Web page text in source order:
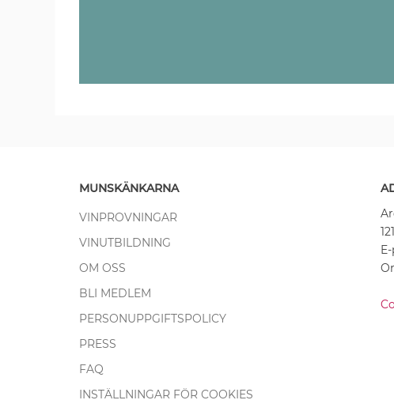
MUNSKÄNKARNA
VINPROVNINGAR
VINUTBILDNING
OM OSS
BLI MEDLEM
PERSONUPPGIFTSPOLICY
PRESS
FAQ
INSTÄLLNINGAR FÖR COOKIES